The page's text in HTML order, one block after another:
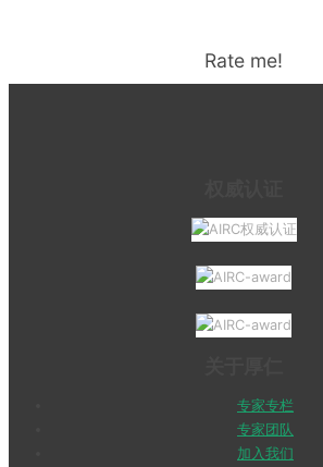
Rate me!
专家专栏
专家团队
加入我们